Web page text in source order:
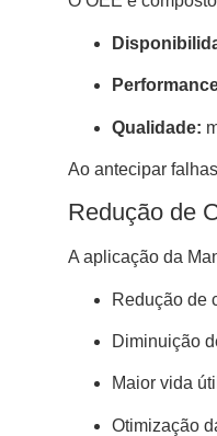
Qualidade:
Ao antecipar
Redução de
A aplicação da
Redução de
Diminuição
Maior vida
Otimização